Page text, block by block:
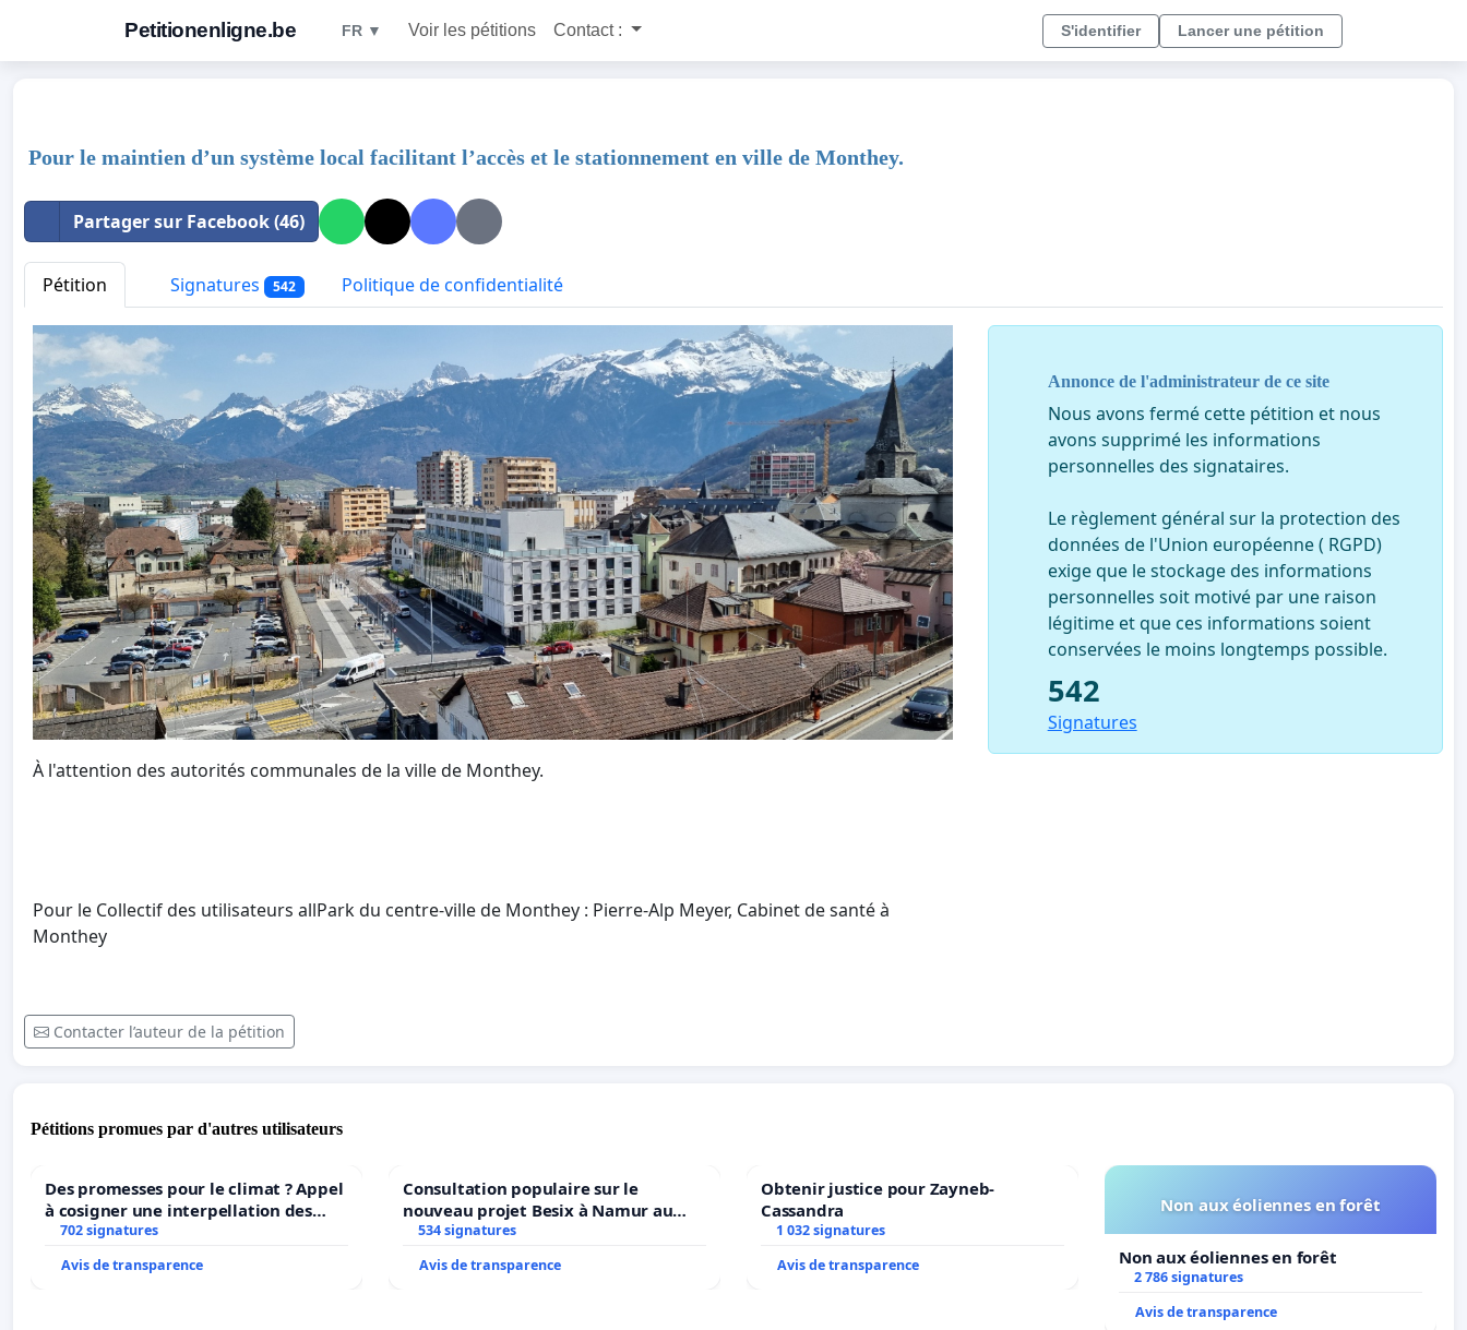
Petitionenligne.be FR ▼ Voir les pétitions Contact : S'identifier Lancer une pétition
Pour le maintien d’un système local facilitant l’accès et le stationnement en ville de Monthey.
Partager sur Facebook (46)
Pétition Signatures 542 Politique de confidentialité
À l'attention des autorités communales de la ville de Monthey.
Pour le Collectif des utilisateurs allPark du centre-ville de Monthey : Pierre-Alp Meyer, Cabinet de santé à
Monthey
Contacter l’auteur de la pétition
Annonce de l'administrateur de ce site
Nous avons fermé cette pétition et nous
avons supprimé les informations
personnelles des signataires.
Le règlement général sur la protection des
données de l'Union européenne ( RGPD)
exige que le stockage des informations
personnelles soit motivé par une raison
légitime et que ces informations soient
conservées le moins longtemps possible.
542
Signatures
Pétitions promues par d'autres utilisateurs
Des promesses pour le climat ? Appel
à cosigner une interpellation des
ministres wallons du climat et de
702 signatures
Avis de transparence
Consultation populaire sur le
nouveau projet Besix à Namur au
Parc Léopold ?
534 signatures
Avis de transparence
Obtenir justice pour Zayneb-
Cassandra
1 032 signatures
Avis de transparence
Non aux éoliennes en forêt
Non aux éoliennes en forêt
2 786 signatures
Avis de transparence